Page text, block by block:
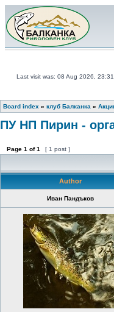
Last visit was: 08 Aug 2026, 23:31
Board index » клуб Балканка »
ПУ НП Пирин -
Page 1 of1 [ 1 post ]
Author
Иван Пандъков